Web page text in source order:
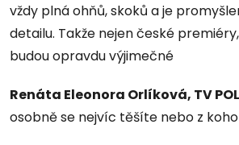
vždy plná ohňů, skoků a je
detailu. Takže nejen české
budou opravdu výjimečné
Renáta Eleonora Orlíková, TV
osobně se nejvíc těšíte nebo z